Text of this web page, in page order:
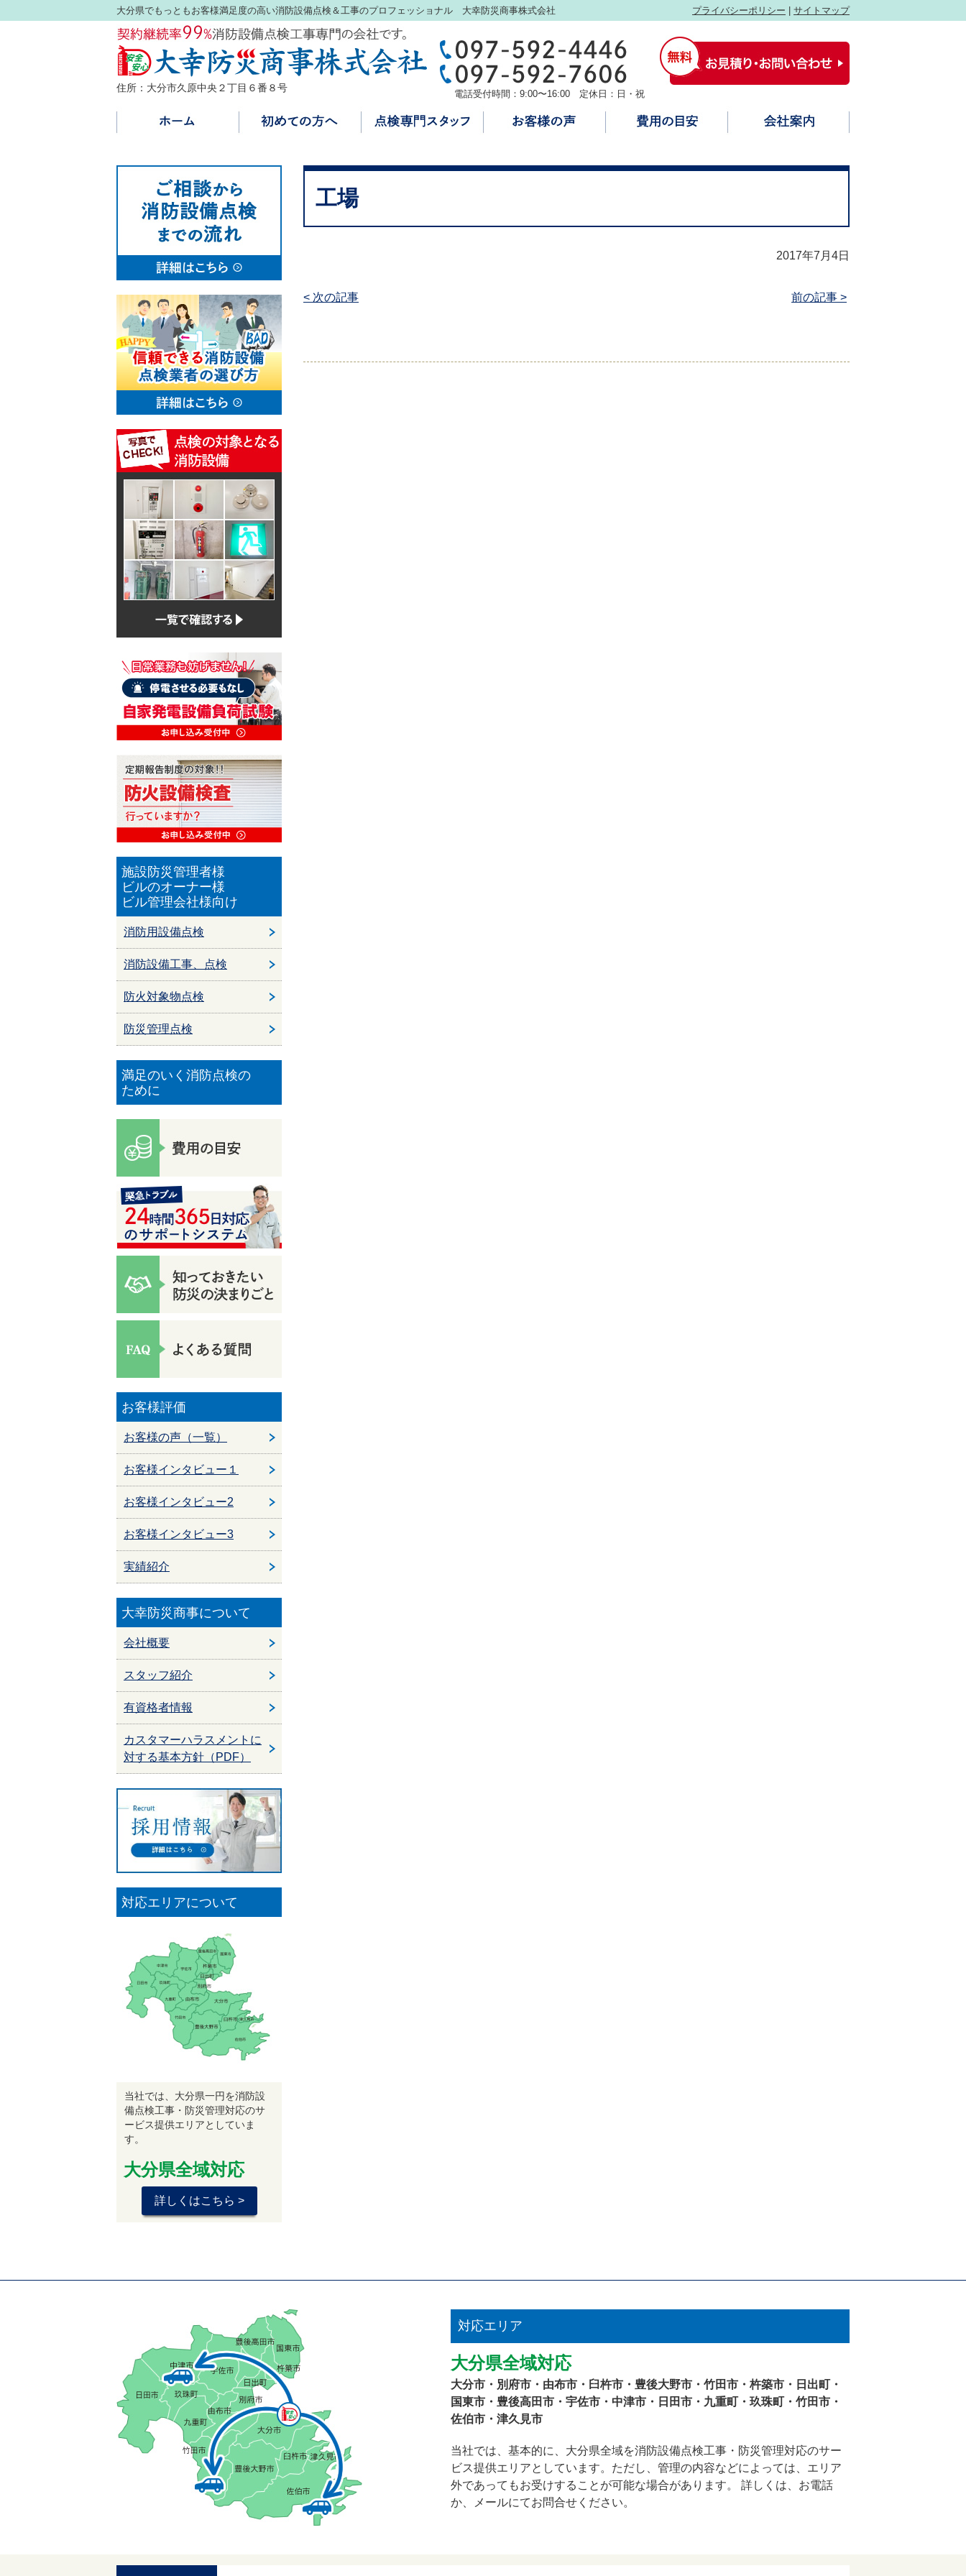
大分県でもっともお客様満足度の高い消防設備点検＆工事のプロフェッショナル 大幸防災商事株式会社 プライバシーポリシー サイトマップ
住所：大分市久原中央２丁目６番８号
電話受付時間：9:00〜16:00 定休日：日・祝
工場
2017年7月4日
< 次の記事 前の記事 >
施設防災管理者様
ビルのオーナー様
ビル管理会社様向け
消防用設備点検
消防設備工事、点検
防火対象物点検
防災管理点検
満足のいく消防点検の
ために
お客様評価
お客様の声（一覧）
お客様インタビュー１
お客様インタビュー2
お客様インタビュー3
実績紹介
大幸防災商事について
会社概要
スタッフ紹介
有資格者情報
カスタマーハラスメントに
対する基本方針（PDF）
対応エリアについて
当社では、大分県一円を消防設
備点検工事・防災管理対応のサ
ービス提供エリアとしていま
す。
大分県全域対応
詳しくはこちら >
対応エリア
大分県全域対応
大分市・別府市・由布市・臼杵市・豊後大野市・竹田市・杵築市・日出町・
国東市・豊後高田市・宇佐市・中津市・日田市・九重町・玖珠町・竹田市・
佐伯市・津久見市
当社では、基本的に、大分県全域を消防設備点検工事・防災管理対応のサー
ビス提供エリアとしています。ただし、管理の内容などによっては、エリア
外であってもお受けすることが可能な場合があります。 詳しくは、お電話
か、メールにてお問合せください。